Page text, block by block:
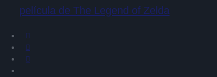
película de The Legend of Zelda